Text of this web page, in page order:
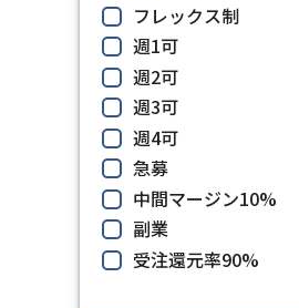
フレックス制
週1可
週2可
週3可
週4可
急募
中間マージン10%
副業
受注還元率90%